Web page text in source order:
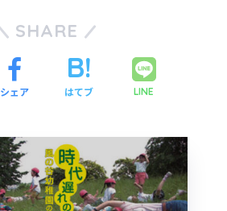
SHARE
シェア はてブ LINE